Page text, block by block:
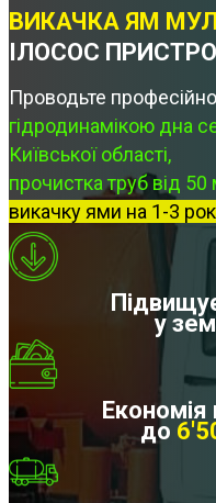
ВИКАЧКА ЯМ
ІЛОСОС
Проводьте професійно
гідродинамікою дна
Київської області,
прочистка труб від
викачку ями на 1-3
у
Економія
до